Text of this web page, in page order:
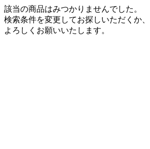
該当の商品はみつかりませんでした。
検索条件を変更してお探しいただくか
よろしくお願いいたします。